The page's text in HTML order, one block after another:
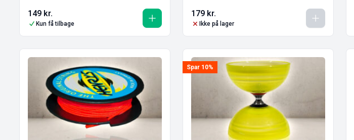
149 kr.
Kun få tilbage
179 kr.
Ikke på lager
Spar 10%